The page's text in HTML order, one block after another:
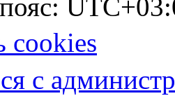
cookies
с